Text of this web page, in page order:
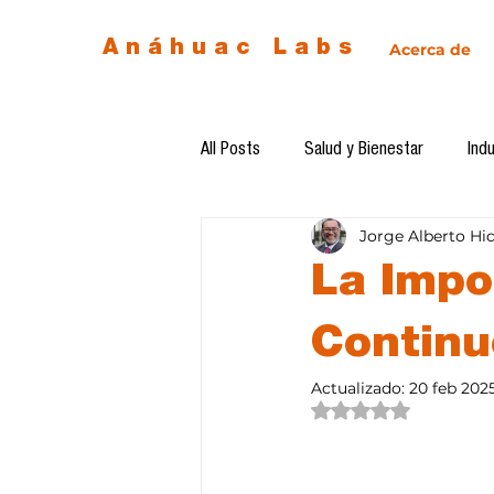
Anáhuac Labs Acerca de
All Posts Salud y Bienestar
Egresados Inteligencia
Diseño de futuro Ética de la
Software del mes
La
Jorge Alberto
Actualizado: 20 feb
Obtuvo NaN de 5